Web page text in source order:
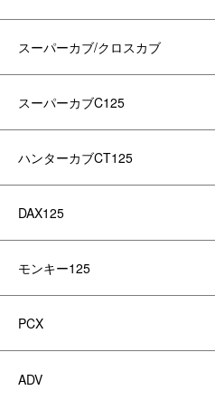
スーパーカブ/クロスカブ
スーパーカブC125
ハンターカブCT125
DAX125
モンキー125
PCX
ADV